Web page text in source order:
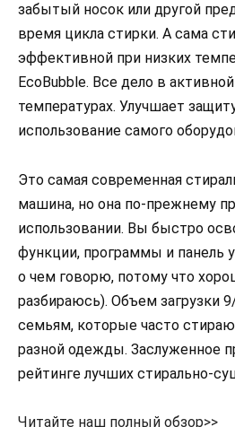
забытый носок или другой
время цикла стирки. А сама
эффективной при низких
EcoBubble. Все дело в
температурах. Улучшает
использование самого
Это самая современная
машина, но она по-прежнему
использовании. Вы быстро
функции, программы и панель
о чем говорю, потому что
разбираюсь). Объем загрузки
семьям, которые часто
разной одежды. Заслуженное
рейтинге лучших стирально-
Читайте наш полный обзор>>